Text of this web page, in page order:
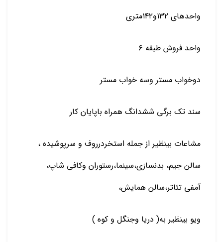
واحدهای ۱۳۲و۱۴۲متری
واحد فروش طبقه ۶
دوخواب مستر وسه خواب مستر
سند تک برگی ششدانگ همراه باپایان کار
مشاعات بینظیر از جمله استخردرروف و سرپوشیده ،
سالن جیم، بدنسازی،سینما،رستوران وکافی شاپ،
آمفی تئاتر،سالن همایش،
ویو بینظیر به( دریا وجنگل و کوه )